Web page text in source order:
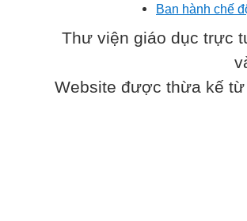
Ban hành chế
Thư viện giáo dục trực
Website được thừa kế